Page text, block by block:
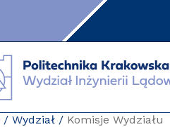
Wydział Komisje Wydziału